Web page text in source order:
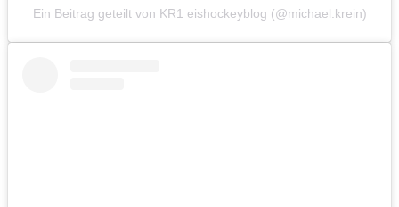
Ein Beitrag geteilt von KR1 eishockeyblog (@michael.krein)